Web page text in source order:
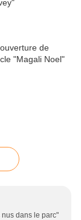
dans le parc"